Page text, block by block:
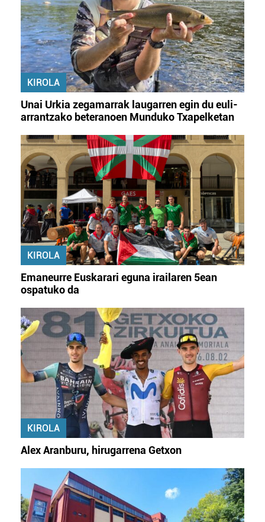
KIROLA
Unai Urkia zegamarrak laugarren egin du euli-
arrantzako beteranoen Munduko Txapelketan
KIROLA
Emaneurre Euskarari eguna irailaren 5ean
ospatuko da
KIROLA
Alex Aranburu, hirugarrena Getxon